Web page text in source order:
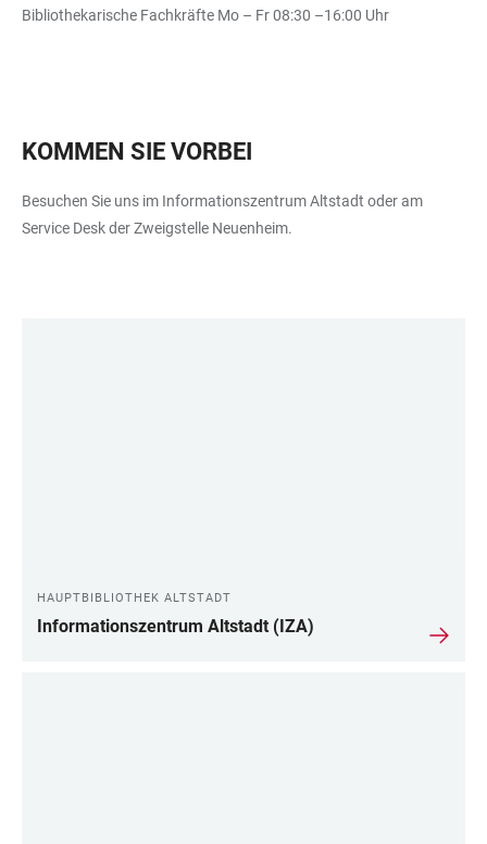
Bibliothekarische Fachkräfte Mo – Fr 08:30 –16:00 Uhr
KOMMEN SIE VORBEI
Besuchen Sie uns im Informationszentrum Altstadt oder am
Service Desk der Zweigstelle Neuenheim.
HAUPTBIBLIOTHEK ALTSTADT
Informationszentrum Altstadt (IZA)